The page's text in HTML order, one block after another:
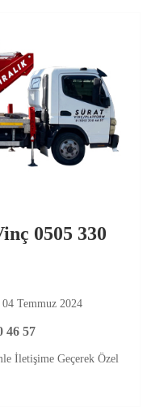
0505 330
04 Temmuz 2024
46 57
İletişime Geçerek Özel